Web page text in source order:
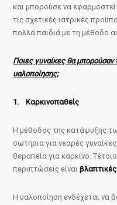
και μπορούσε να
τις σχετικές ιατρικές
πολλά παιδιά με τη μέθοδο
Ποιες γυναίκες θα
υαλοποίησης;
1. Καρκινοπαθείς
Η μέθοδος της κατάψυξης
σωτήρια για νεαρές
θεραπεία για καρκίνο.
περιπτώσεις είναι
Η υαλοποίηση ενδέχεται να